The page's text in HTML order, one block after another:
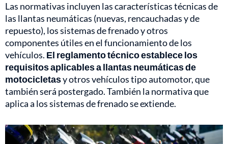
Las normativas incluyen las características técnicas de
las llantas neumáticas (nuevas, rencauchadas y de
repuesto), los sistemas de frenado y otros
componentes útiles en el funcionamiento de los
vehículos. El reglamento técnico establece los
requisitos aplicables a llantas neumáticas de
motocicletasy otros vehículos tipo automotor, que
también será postergado. También la normativa que
aplica a los sistemas de frenado se extiende.